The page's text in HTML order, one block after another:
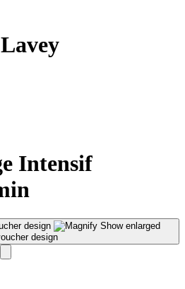
Intensif
Show enlarged
design